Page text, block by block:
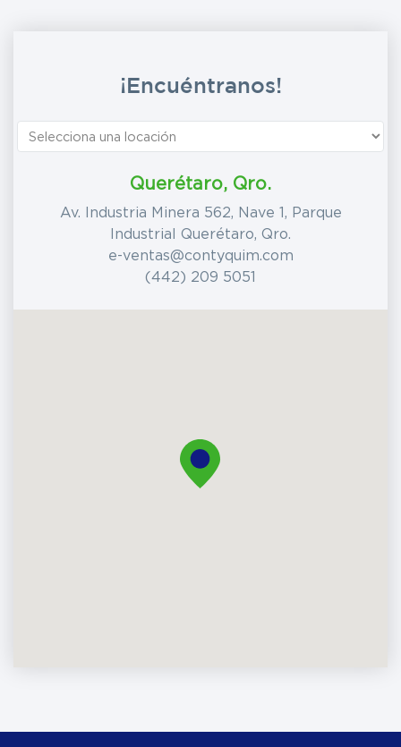
¡Encuéntranos!
Querétaro, Qro.
Av. Industria Minera 562, Nave 1, Parque
Industrial Querétaro, Qro.
e-ventas@contyquim.com
(442) 209 5051